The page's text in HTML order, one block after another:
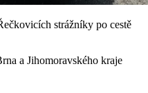
strážníky po cestě
a Jihomoravského kraje